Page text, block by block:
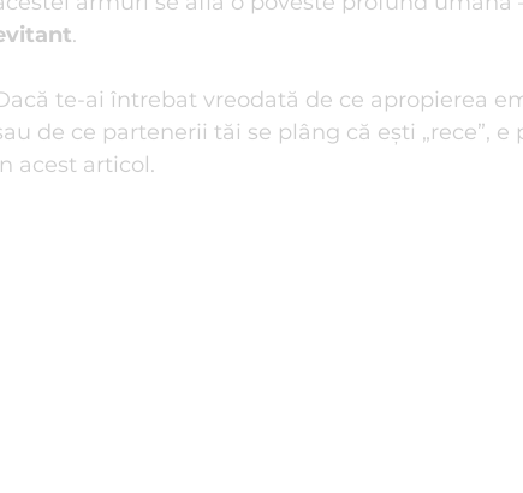
Stres I Tehnici anti-stres
.
te-ai întrebat vreodată de ce apropierea
de ce partenerii tăi se plâng că ești „rece”,
acest articol.